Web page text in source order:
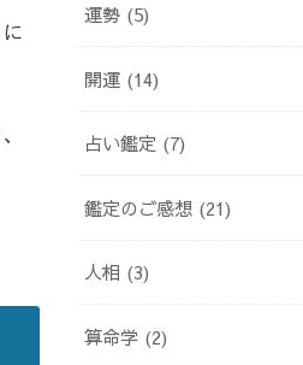
運勢 (5)
開運 (14)
占い鑑定 (7)
鑑定のご感想 (21)
人相 (3)
算命学 (2)